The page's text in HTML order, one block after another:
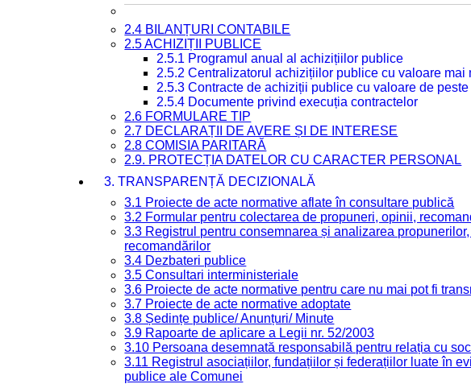
2.4 BILANȚURI CONTABILE
2.5 ACHIZIȚII PUBLICE
2.5.1 Programul anual al achizițiilor publice
2.5.2 Centralizatorul achizițiilor publice cu valoare mai
2.5.3 Contracte de achiziții publice cu valoare de
2.5.4 Documente privind execuția contractelor
2.6 FORMULARE TIP
2.7 DECLARAȚII DE AVERE ȘI DE INTERESE
2.8 COMISIA PARITARĂ
2.9. PROTECȚIA DATELOR CU CARACTER PERSONAL
3. TRANSPARENȚĂ DECIZIONALĂ
3.1 Proiecte de acte normative aflate în consultare publică
3.2 Formular pentru colectarea de propuneri, opinii,
3.3 Registrul pentru consemnarea și analizarea
recomandărilor
3.4 Dezbateri publice
3.5 Consultari interministeriale
3.6 Proiecte de acte normative pentru care nu mai pot fi
3.7 Proiecte de acte normative adoptate
3.8 Ședințe publice/ Anunțuri/ Minute
3.9 Rapoarte de aplicare a Legii nr. 52/2003
3.10 Persoana desemnată responsabilă pentru relația cu
3.11 Registrul asociațiilor, fundațiilor și federațiilor luate în
publice ale Comunei